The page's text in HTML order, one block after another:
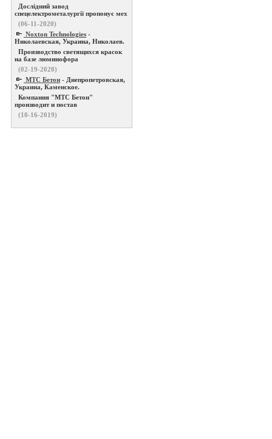
Дослідний завод
спецелектрометалургії пропонує мех
(06-11-2020)
Noxton Technologies -
Николаевская, Украина, Николаев.
Производство светящихся красок
на базе люминофора
(02-19-2020)
МТС Бетон - Днепропетровская,
Украина, Каменское.
Компания "МТС Бетон"
производит и постав
(10-16-2019)